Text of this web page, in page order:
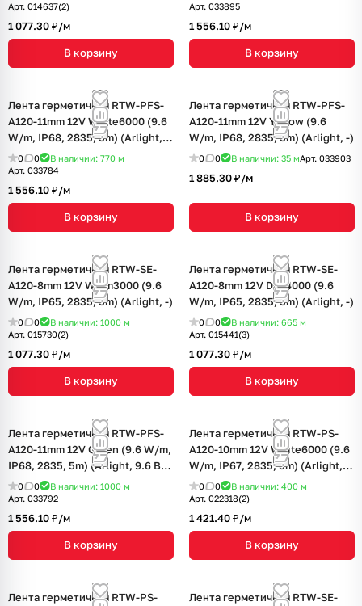
Арт. 014637(2)
1 077.30 ₽/м
В корзину
Арт. 033895
1 556.10 ₽/м
В корзину
Лента герметичная RTW-PFS-
A120-11mm 12V White6000 (9.6
W/m, IP68, 2835, 5m) (Arlight,
9.6 Вт/м, IP68)
0 0 В наличии: 770 м
Арт. 033784
1 556.10 ₽/м
В корзину
Лента герметичная RTW-PFS-
A120-11mm 12V Yellow (9.6
W/m, IP68, 2835, 5m) (Arlight, -)
0 0 В наличии: 35 мАрт. 033903
1 885.30 ₽/м
В корзину
Лента герметичная RTW-SE-
A120-8mm 12V Warm3000 (9.6
W/m, IP65, 2835, 5m) (Arlight, -)
0 0 В наличии: 1000 м
Арт. 015730(2)
1 077.30 ₽/м
В корзину
Лента герметичная RTW-SE-
A120-8mm 12V Day4000 (9.6
W/m, IP65, 2835, 5m) (Arlight, -)
0 0 В наличии: 665 м
Арт. 015441(3)
1 077.30 ₽/м
В корзину
Лента герметичная RTW-PFS-
A120-11mm 12V Green (9.6 W/m,
IP68, 2835, 5m) (Arlight, 9.6 Вт/
м, IP68)
0 0 В наличии: 1000 м
Арт. 033792
1 556.10 ₽/м
В корзину
Лента герметичная RTW-PS-
A120-10mm 12V White6000 (9.6
W/m, IP67, 2835, 5m) (Arlight,
9.6 Вт/м, IP67)
0 0 В наличии: 400 м
Арт. 022318(2)
1 421.40 ₽/м
В корзину
Лента герметичная RTW-PS-
Лента герметичная RTW-SE-